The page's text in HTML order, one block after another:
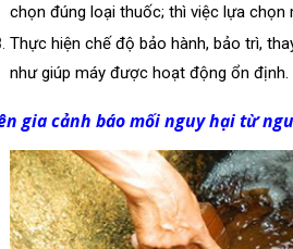
chọn đúng loại thuốc; thì việc lựa chọn
Thực hiện chế độ bảo hành, bảo trì,
như giúp máy được hoạt động ổn
gia cảnh báo mối nguy hại từ